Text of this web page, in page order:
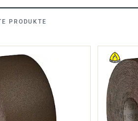
PRODUKTE